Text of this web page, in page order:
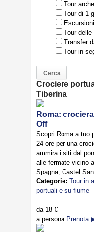
Tour
Tour di 1
Tour delle
Transfer
Tour in
Crociere
Tiberina
Roma:
Off
Scopri Roma a tuo
24 ore per una
ammira i siti dal
alle fermate vicino
Spagna, Castel
Categorie: Tour in
portuali e su fiume
da 18 €
a persona Prenota